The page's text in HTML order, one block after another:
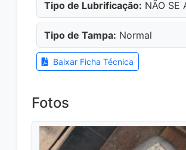
Tipo de Lubrificação: NÃO SE
Tipo de Tampa: Normal
Baixar Ficha Técnica
Fotos